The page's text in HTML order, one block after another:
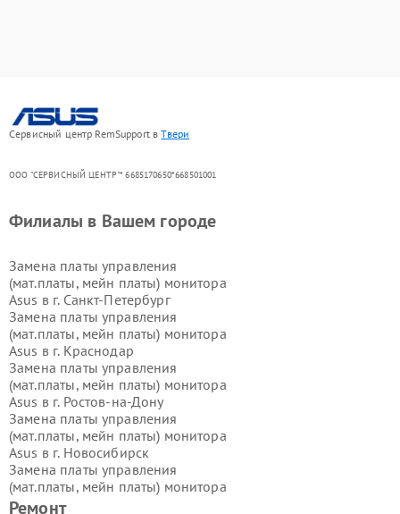
Сервисный центр RemSupport вТвери
ООО "СЕРВИСНЫЙ ЦЕНТР"* 6685170650*668501001
Ремонт
Филиалы в Вашем городе
Замена платы управления
(мат.платы, мейн платы) монитора
Asus в г. Санкт-Петербург
Замена платы управления
(мат.платы, мейн платы) монитора
Asus в г. Краснодар
Замена платы управления
(мат.платы, мейн платы) монитора
Asus в г. Ростов-на-Дону
Замена платы управления
(мат.платы, мейн платы) монитора
Asus в г. Новосибирск
Замена платы управления
(мат.платы, мейн платы) монитора
Asus в г.Екатеринбург